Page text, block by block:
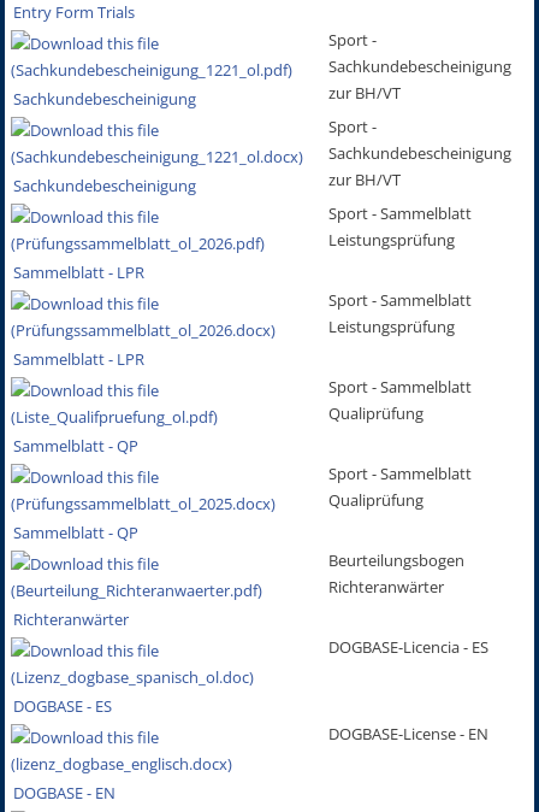
Entry Form Trials
Sachkundebescheinigung
Sport -
Sachkundebescheinigung
zur BH/VT
Sachkundebescheinigung
Sport -
Sachkundebescheinigung
zur BH/VT
Sammelblatt - LPR
Sport - Sammelblatt
Leistungsprüfung
Sammelblatt - LPR
Sport - Sammelblatt
Leistungsprüfung
Sammelblatt - QP
Sport - Sammelblatt
Qualiprüfung
Sammelblatt - QP
Sport - Sammelblatt
Qualiprüfung
Richteranwärter
Beurteilungsbogen
Richteranwärter
DOGBASE - ES
DOGBASE-Licencia - ES
DOGBASE - EN
DOGBASE-License - EN